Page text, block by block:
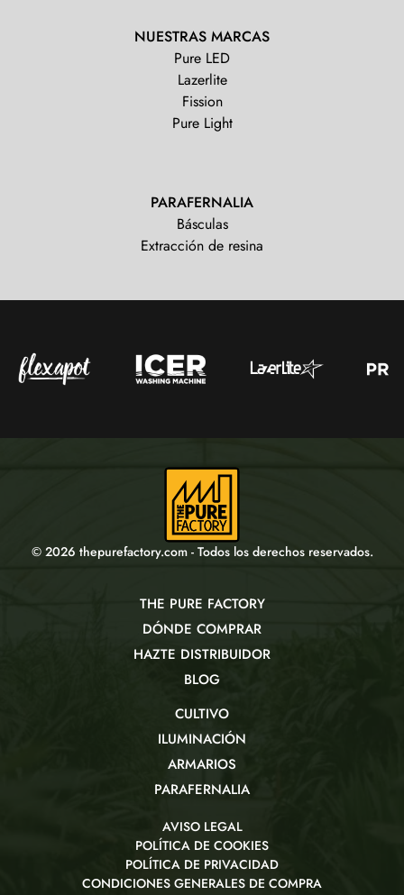
NUESTRAS MARCAS
Pure LED
Lazerlite
Fission
Pure Light
PARAFERNALIA
Básculas
Extracción de resina
© 2026 thepurefactory.com - Todos los derechos reservados.
THE PURE FACTORY
DÓNDE COMPRAR
HAZTE DISTRIBUIDOR
BLOG
CULTIVO
ILUMINACIÓN
ARMARIOS
PARAFERNALIA
AVISO LEGAL
POLÍTICA DE COOKIES
POLÍTICA DE PRIVACIDAD
CONDICIONES GENERALES DE COMPRA